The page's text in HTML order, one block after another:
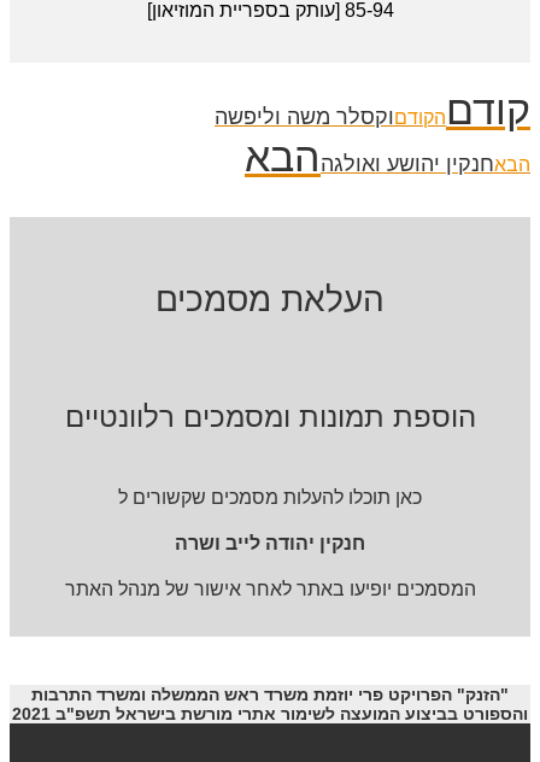
85-94 [עותק בספריית המוזיאון]
קודם הקודםוקסלר משה וליפשה
הבאחנקין יהושע ואולגה הבא
העלאת מסמכים
הוספת תמונות ומסמכים רלוונטיים
כאן תוכלו להעלות מסמכים שקשורים ל
חנקין יהודה לייב ושרה
המסמכים יופיעו באתר לאחר אישור של מנהל האתר
"הזנק" הפרויקט פרי יוזמת משרד ראש הממשלה ומשרד התרבות
והספורט בביצוע המועצה לשימור אתרי מורשת בישראל תשפ"ב 2021